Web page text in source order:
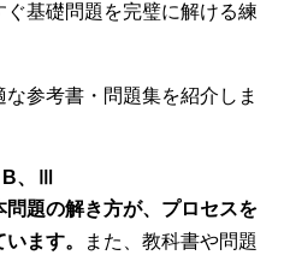
基礎問題を完璧に解ける練
参考書・問題集を紹介しま
、Ⅲ
題の解き方が、プロセスを
ます。
また、教科書や問題